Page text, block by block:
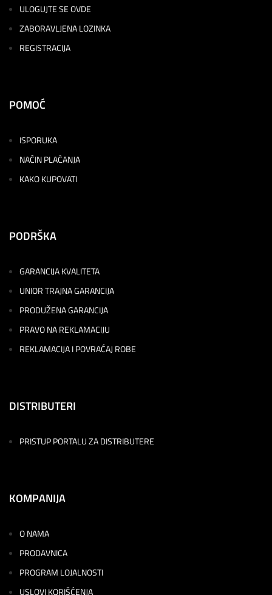
ULOGUJTE SE OVDE
ZABORAVLJENA LOZINKA
REGISTRACIJA
POMOĆ
ISPORUKA
NAČIN PLAĆANJA
KAKO KUPOVATI
PODRŠKA
GARANCIJA KVALITETA
UNIOR TRAJNA GARANCIJA
PRODUŽENA GARANCIJA
PRAVO NA REKLAMACIJU
REKLAMACIJA I POVRAĆAJ ROBE
DISTRIBUTERI
PRISTUP PORTALU ZA DISTRIBUTERE
KOMPANIJA
O NAMA
PRODAVNICA
PROGRAM LOJALNOSTI
USLOVI KORIŠĆENJA